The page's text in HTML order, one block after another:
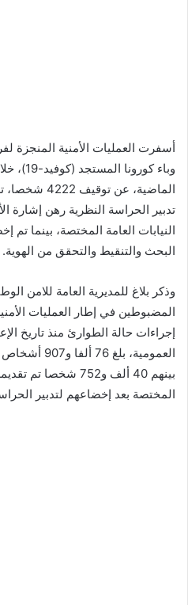
أسفرت العمليات الأمنية المنجزة
وباء
تدبير الحراسة النظرية رهن إشارة
النيابات العامة المختصة، بينما
البحث والتنقيط والتحقق من الهوية.
وذكر بلاغ للمديرية العامة للامن
المضبوطين في إطار العمليات
إجراءات حالة الطوارئ منذ تاريخ
العمومية،
بينهم 40 ألف و752
المختصة بعد إخضاعهم لتدبير